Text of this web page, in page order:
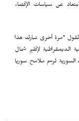
عن سياسات الإقصاء
"مرة أخرى نبارك هذا
الديمقراطية لإقليم شمال
لرسم ملامح سوريا